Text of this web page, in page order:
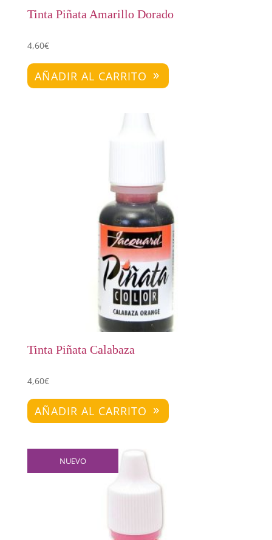
Tinta Piñata Amarillo Dorado
4,60€
AÑADIR AL CARRITO
Tinta Piñata Calabaza
4,60€
AÑADIR AL CARRITO
NUEVO